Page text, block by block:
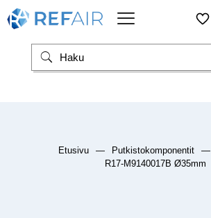
Etusivu — Putkistokomponentit —
R17-M9140017B Ø35mm